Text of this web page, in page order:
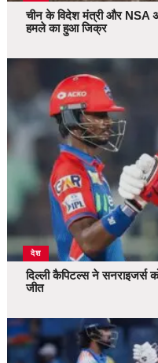
चीन के विदेश मंत्री और NSA
हमले का हुआ जिक्र
देश
दिल्ली कैपिटल्स ने सनराइजर्स
जीत